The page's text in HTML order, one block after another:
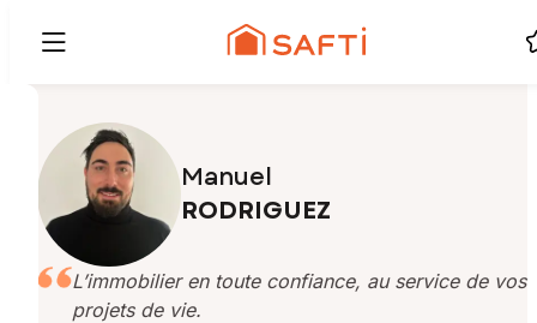
Manuel
RODRIGUEZ
L’immobilier en toute confiance, au service de vos
projets de vie.